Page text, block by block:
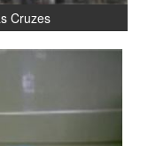
Cruzes